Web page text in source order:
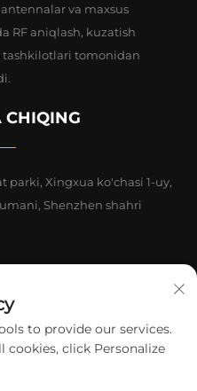
va maxsus
RF aniqlash, kuzatish
tashkilotlari tomonidan
CHIQING
parki, Xingxua ko'chasi 1-uy,
Shenzhen shahri
to provide our services.
click Personalize